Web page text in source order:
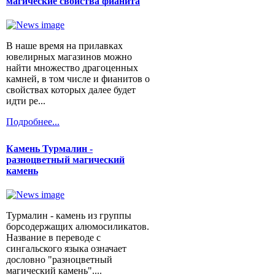
В наше время на прилавках
ювелирных магазинов можно
найти множество драгоценных
камней, в том числе и фианитов о
свойствах которых далее будет
идти ре...
Подробнее...
Камень Турмалин -
разноцветный магический
камень
Турмалин - камень из группы
борсодержащих алюмосиликатов.
Название в переводе с
сингальского языка означает
дословно "разноцветный
магический камень"....